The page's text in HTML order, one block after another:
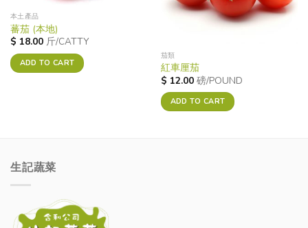
本土產品
蕃茄 (本地)
$ 18.00 斤/CATTY
ADD TO CART
茄類
紅車厘茄
$ 12.00 磅/POUND
ADD TO CART
生記蔬菜